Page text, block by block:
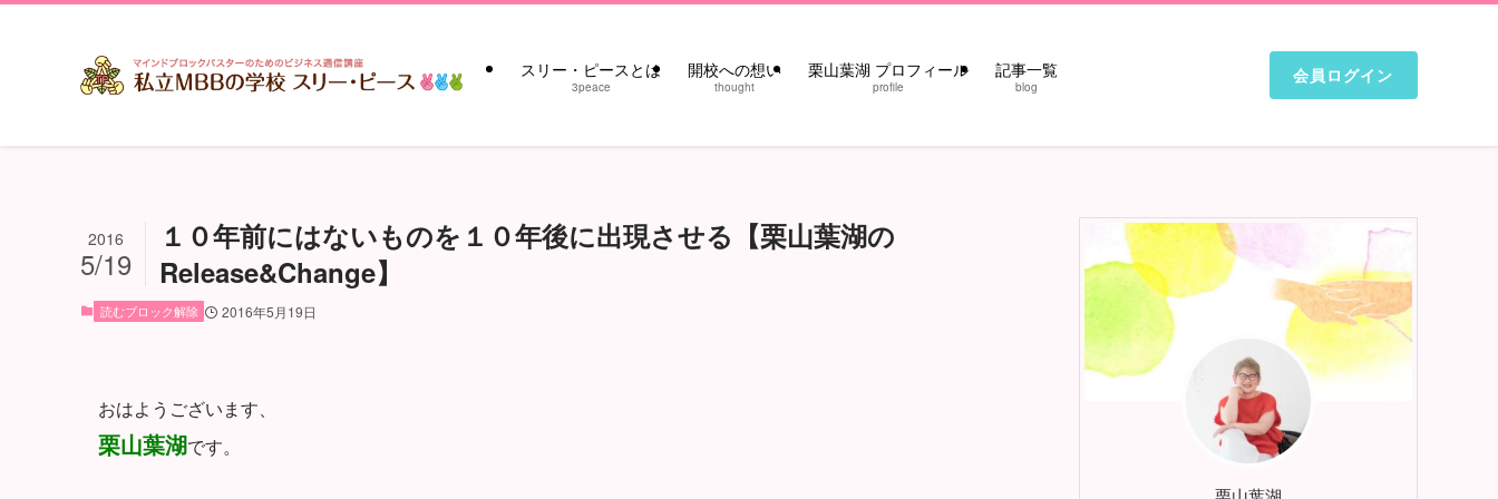
スリー・ピースとは
3peace
開校への想い
thought
栗山葉湖 プロフィール
profile
記事一覧
blog
会員ログイン
１０年前にはないものを１０年後に出現させる【栗山葉湖の
Release&Change】
2016
5/19
読むブロック解除 2016年5月19日
おはようございます、
栗山葉湖です。